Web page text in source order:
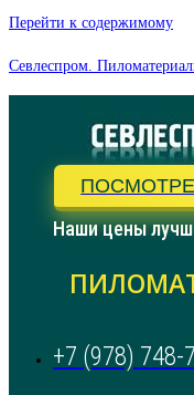
Перейти к содержимому
Севлеспром.
Наши цены
+7 (978) 748-